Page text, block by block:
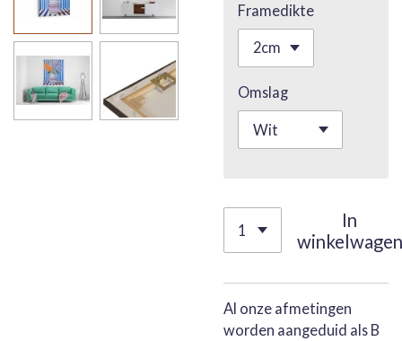
Framedikte
Omslag
In
winkelwagen
Al onze afmetingen
worden aangeduid als B